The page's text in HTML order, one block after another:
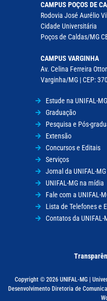
CAMPUS POÇOS DE
Rodovia José Aurélio
Cidade Universitária
Poços de Caldas/MG
CAMPUS VARGINHA
Av. Celina Ferreira
Varginha/MG | CEP:
Estude na UNIFAL-MG
Graduação
Pesquisa e Pós-
Extensão
Concursos e Editais
Serviços
Jornal da UNIFAL-MG
UNIFAL-MG na mídia
Fale com a UNIFAL-
Lista de Telefones e
Contatos da UNIFAL-
Copyright © 2026 UNIFAL-MG |
Desenvolvimento Diretoria de